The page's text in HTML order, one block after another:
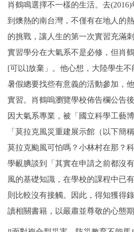
肖鶴鳴選擇不一樣的生活。去
到燠熱的南台灣，不僅有在地人的
的挑戰，讓人生的第一次實習充滿刺
實習學分在大氣系不是必修，但肖
[可以]放棄」。他心想，大陸學生
暑假總要找些有意義的活動參加，
實習。肖鶴嗚瀏覽學校佈告欄公告
因大氣系專業，被「國立科學工藝
「莫拉克風災重建展示館（以下簡
莫拉克颱風可怕嗎？小林村在那？
學靦腆談到「其實在申請之前都沒
風的基礎知識，在學校的課程中已
則比較沒有接觸。因此，得知獲得
讀相關書籍，以嚴肅並尊敬的心態